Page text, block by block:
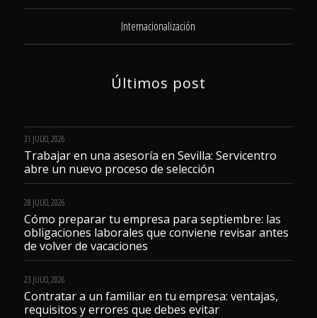
Internacionalización
Últimos post
31 JULIO, 2026
Trabajar en una asesoría en Sevilla: Servicentro
abre un nuevo proceso de selección
28 JULIO, 2026
Cómo preparar tu empresa para septiembre: las
obligaciones laborales que conviene revisar antes
de volver de vacaciones
23 JULIO, 2026
Contratar a un familiar en tu empresa: ventajas,
requisitos y errores que debes evitar